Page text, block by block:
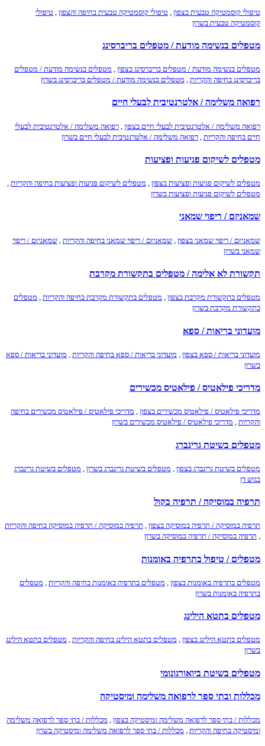
טיפולי קוסמטיקה טבעית בצפון טיפולי קוסמטיקה טבעית בחיפה והצפון טיפולי
קוסמטיקה טבעית בשרון
מטפלים בנשימה מודעת / מטפלים בריברסינג
מטפלים בנשימה מודעת / מטפלים בריברסינג בצפון , מטפלים בנשימה מודעת / מטפלים
בריברסינג בחיפה והקריות , מטפלים בנשימה מודעת / מטפלים בריברסינג בשרון
רפואה משלימה / אלטרנטיבית לבעלי חיים
רפואה משלימה / אלטרנטיבית לבעלי חיים בצפון רפואה משלימה / אלטרנטיבית לבעלי
חיים בחיפה והקריות
רפואה משלימה / אלטרנטיבית לבעלי חיים בשרון
מטפלים לשיקום פגיעות ופציעות
מטפלים לשיקום פגיעות ופציעות בצפון , מטפלים לשיקום פגיעות ופציעות בחיפה והקריות ,
מטפלים לשיקום פגיעות ופציעות בשרון
שמאניזם / ריפוי שמאני
שמאניזם / ריפוי שמאני בצפון שמאניזם / ריפוי שמאני בחיפה והקריות
שמאניזם / ריפוי
שמאני בשרון
תקשורת לא אלימה / מטפלים בתקשורת מקרבת
מטפלים בתקשורת מקרבת בצפון , מטפלים בתקשורת מקרבת בחיפה והקריות , מטפלים
בתקשורת מקרבת בשרון
מועדוני בריאות / ספא
מועדוני בריאות / ספא בצפון מועדוני בריאות / ספא בחיפה והקריות
מועדוני בריאות / ספא
בשרון
מדריכי פילאטיס / פילאטיס מכשירים
מדריכי פילאטיס / פילאטיס מכשירים בצפון , מדריכי פילאטיס / פילאטיס מכשירים בחיפה
והקריות , מדריכי פילאטיס / פילאטיס מכשירים בשרון
מטפלים בשיטת גרינברג
מטפלים בשיטת גרינברג בצפון מטפלים בשיטת גרינברג בשרון
מטפלים בשיטת גרינברג
בגוש דן
תרפיה במוסיקה / תרפיה בקול
תרפיה במוסיקה / תרפיה במוסיקה בצפון , תרפיה במוסיקה / תרפיה במוסיקה בחיפה והקריות
, תרפיה במוסיקה / תרפיה במוסיקה בשרון
מטפלים / טיפול בתרפיה באומנות
מטפלים בתרפיה באומנות בצפון מטפלים בתרפיה באומנות בחיפה והקריות
מטפלים
בתרפיה באומנות בשרון
מטפלים בתטא הילינג
מטפלים בתטא הילינג בצפון , מטפלים בתטא הילינג בחיפה והקריות , מטפלים בתטא הילינג
בשרון
מטפלים בשיטת ביואורגונומי
מכללות ובתי ספר לרפואה משלימה ומיסטיקה
מכללות / בתי ספר לרפואה משלימה ומיסטיקה בצפון , מכללות / בתי ספר לרפואה משלימה
ומיסטיקה בחיפה והקריות , מכללות / בתי ספר לרפואה משלימה ומיסטיקה בשרון